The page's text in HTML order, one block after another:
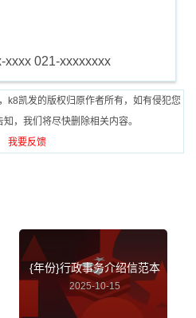
xxxx 021-xxxxxxxx
k8凯发的版权归原作者所有，如有侵犯您
，我们将尽快删除相关内容。
我要反馈
{年份}行政事务介绍信范本
2025-10-15